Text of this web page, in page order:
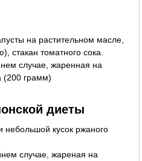
на растительном масле,
стакан томатного сока.
случае, жаренная на
(200 грамм)
диеты
небольшой кусок ржаного
случае, жареная на